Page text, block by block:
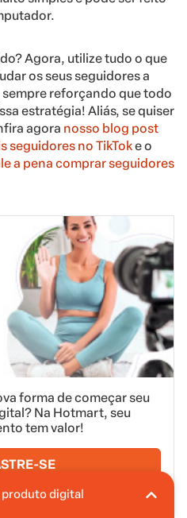
Agora, utilize tudo o que
os seus seguidores a
reforçando que todo
estratégia! Aliás, se quiser
agora nosso blog post
seguidores no TikToke o
a pena comprar seguidores
forma de começar seu
Na Hotmart, seu
tem valor!
SE
pra você criar seu
produto digital